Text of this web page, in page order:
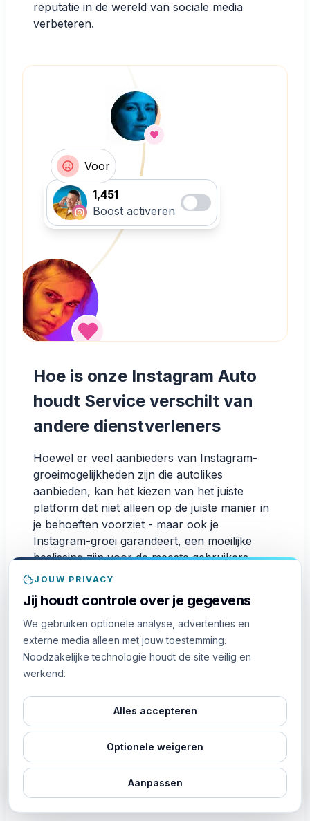
reputatie in de wereld van sociale media
verbeteren.
Voor
1,451
Boost activeren
Hoe is onze Instagram Auto
houdt Service verschilt van
andere dienstverleners
Hoewel er veel aanbieders van Instagram-
groeimogelijkheden zijn die autolikes
aanbieden, kan het kiezen van het juiste
platform dat niet alleen op de juiste manier in
je behoeften voorziet - maar ook je
Instagram-groei garandeert, een moeilijke
beslissing zijn voor de meeste gebruikers,
vooral voor mensen die deze diensten voor
gerenommeerde naam in de markt voor social
media diensten vanwege zijn betrouwbaarheid
en geloofwaardigheid, waardoor gebruikers
Instagram autolikes kunnen kopen en hun
social media carrière een kickstart kunnen
Hier zijn enkele aspecten die ons
onderscheiden van onze concurrenten en
ons tot een favoriete dienstverlener maken
voor een steeds groter klantenbestand:
Solide marktreputatie
Iemand uit kocht 600 Members
JOUW PRIVACY
Jij houdt controle over je gegevens
We gebruiken optionele analyse, advertenties en
externe media alleen met jouw toestemming.
Noodzakelijke technologie houdt de site veilig en
werkend.
Alles accepteren
Optionele weigeren
Aanpassen